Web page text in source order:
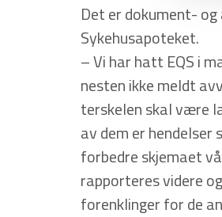
Det er dokument-
Sykehusapoteket.
– Vi har hatt EQS i
nesten ikke meldt
terskelen skal være
av dem er
forbedre skjemaet
rapporteres videre
forenklinger for de